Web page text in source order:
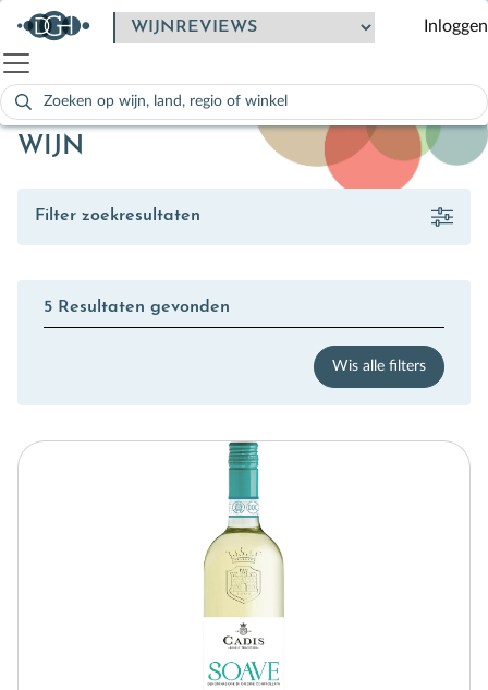
Zoeken
naar:
Als de resultaten voor automatisch aanvullen beschikbaar zijn,
Inloggen
WIJN
Filter zoekresultaten
5 Resultaten gevonden
Wis alle filters